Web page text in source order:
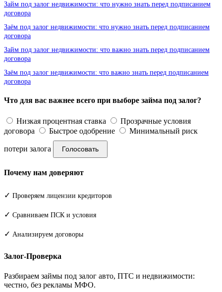
Займ под залог недвижимости: что нужно знать перед подписанием
договора
Заём под залог недвижимости: что нужно знать перед подписанием
договора
Займ под залог недвижимости: что важно знать перед подписанием
договора
Заём под залог недвижимости: что важно знать перед подписанием
договора
Что для вас важнее всего при выборе займа под залог?
Низкая процентная ставка
Прозрачные условия
договора
Быстрое одобрение Минимальный риск
потери залога Голосовать
Почему нам доверяют
✓ Проверяем лицензии кредиторов
✓ Сравниваем ПСК и условия
✓ Анализируем договоры
Залог-Проверка
Разбираем займы под залог авто, ПТС и недвижимости:
честно, без рекламы МФО.